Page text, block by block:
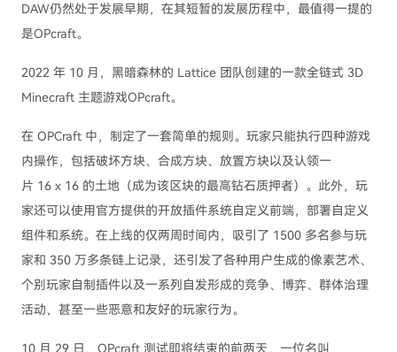
DAW仍然处于发展早期，在其短暂的发展历程中，最值得一提的
是OPcraft。
2022 年 10 月，黑暗森林的 Lattice 团队创建的一款全链式 3D
Minecraft 主题游戏OPcraft。
在 OPCraft 中，制定了一套简单的规则。玩家只能执行四种游戏
内操作，包括破坏方块、合成方块、放置方块以及认领一
片 16 x 16 的土地（成为该区块的最高钻石质押者）。此外，玩
家还可以使用官方提供的开放插件系统自定义前端，部署自定义
组件和系统。在上线的仅两周时间内，吸引了 1500 多名参与玩
家和 350 万多条链上记录，还引发了各种用户生成的像素艺术、
个别玩家自制插件以及一系列自发形成的竞争、博弈、群体治理
活动，甚至一些恶意和友好的玩家行为。
10 月 29 日，OPcraft 测试即将结束的前两天，一位名叫